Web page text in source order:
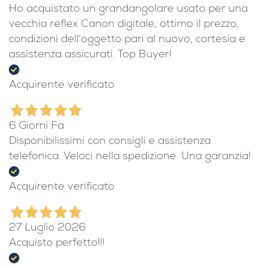
Ho acquistato un grandangolare usato per una
vecchia reflex Canon digitale, ottimo il prezzo,
condizioni dell'oggetto pari al nuovo, cortesia e
assistenza assicurati. Top Buyer!
Acquirente verificato
6 Giorni Fa
Disponibilissimi con consigli e assistenza
telefonica. Veloci nella spedizione. Una garanzia!
Acquirente verificato
27 Luglio 2026
Acquisto perfetto!!!